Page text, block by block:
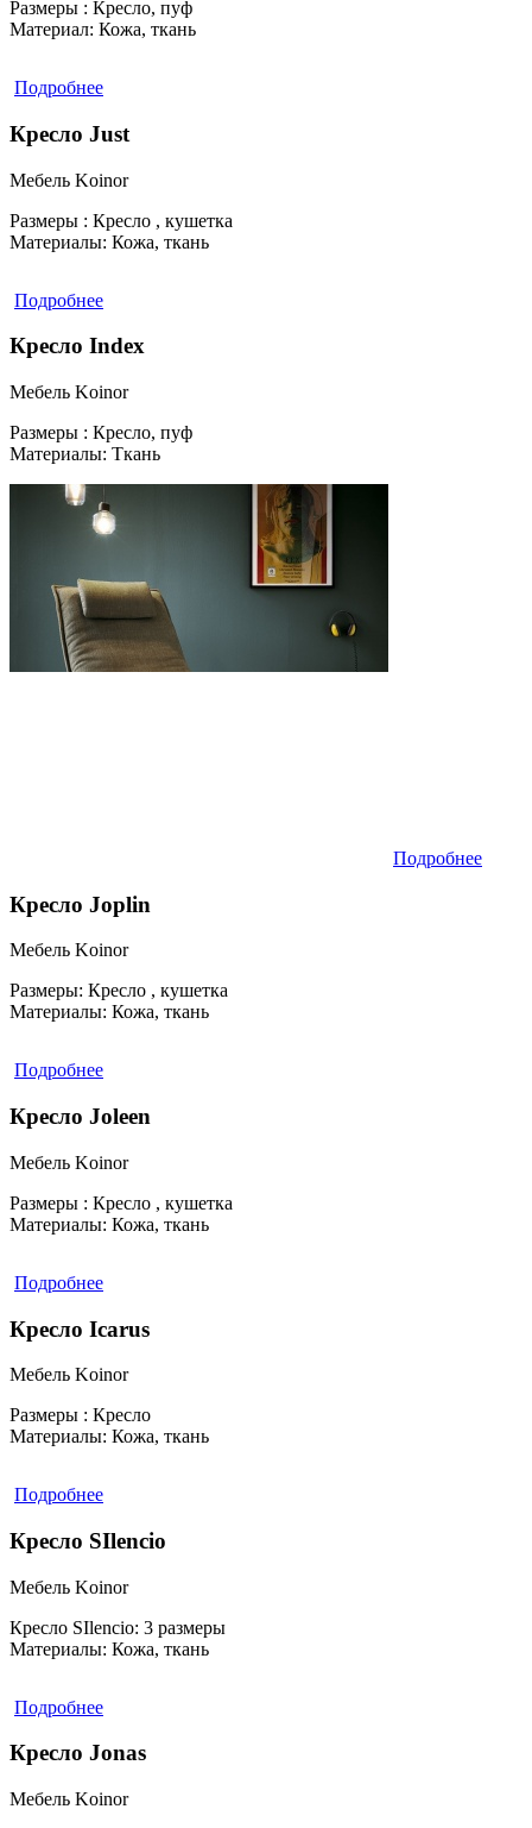
Размеры : Кресло, пуф
Материал: Кожа, ткань
Подробнее
Кресло Just
Мебель Koinor
Размеры : Кресло , кушетка
Материалы: Кожа, ткань
Подробнее
Кресло Index
Мебель Koinor
Размеры : Кресло, пуф
Материалы: Ткань
Подробнее
Кресло Joplin
Мебель Koinor
Размеры: Кресло , кушетка
Материалы: Кожа, ткань
Подробнее
Кресло Joleen
Мебель Koinor
Размеры : Кресло , кушетка
Материалы: Кожа, ткань
Подробнее
Кресло Icarus
Мебель Koinor
Размеры : Кресло
Материалы: Кожа, ткань
Подробнее
Кресло SIlencio
Мебель Koinor
Кресло SIlencio: 3 размеры
Материалы: Кожа, ткань
Подробнее
Кресло Jonas
Мебель Koinor